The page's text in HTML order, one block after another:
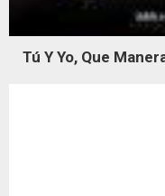
Tú Y Yo, Que